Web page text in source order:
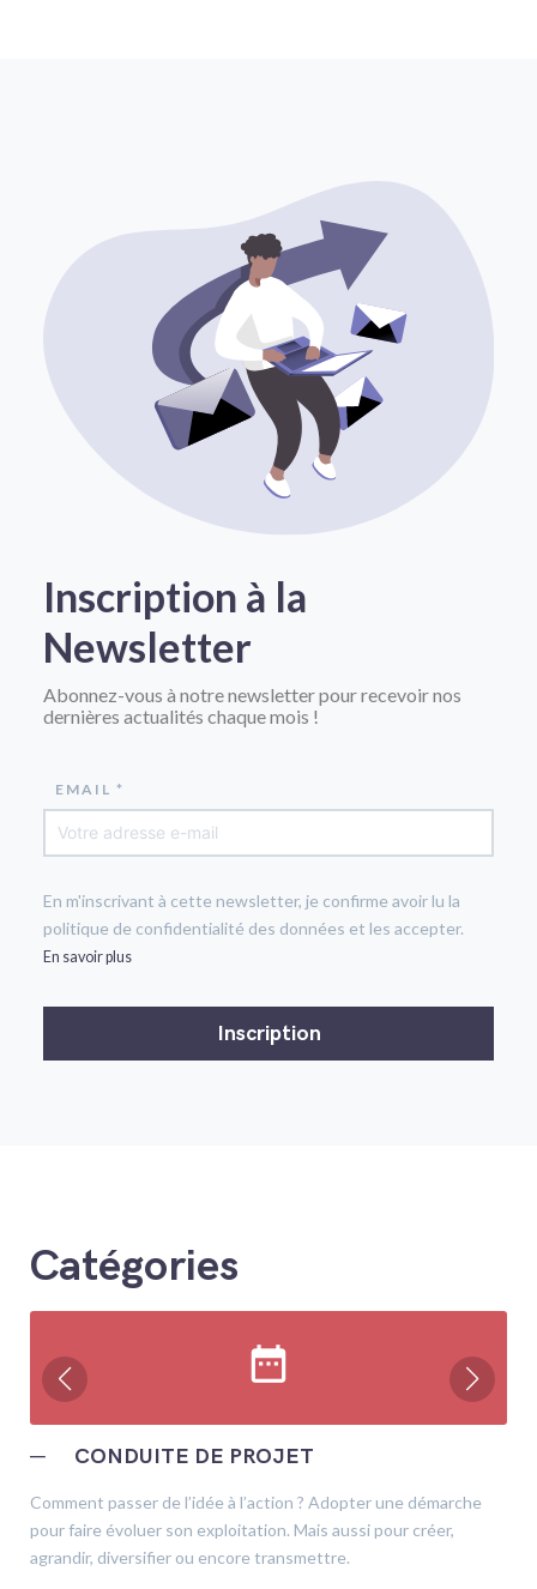
Inscription à la
Newsletter
Abonnez-vous à notre newsletter pour recevoir nos
dernières actualités chaque mois !
EMAIL *
En m'inscrivant à cette newsletter, je confirme avoir lu la
politique de confidentialité des données et les accepter.
En savoir plus
Catégories
date_range
─ CONDUITE DE PROJET
Comment passer de l’idée à l’action ? Adopter une démarche
pour faire évoluer son exploitation. Mais aussi pour créer,
agrandir, diversifier ou encore transmettre.